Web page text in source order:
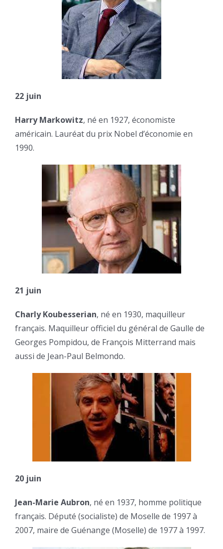
22 juin
Harry Markowitz, né en 1927, économiste
américain. Lauréat du prix Nobel d’économie en
1990.
21 juin
Charly Koubesserian, né en 1930, maquilleur
français. Maquilleur officiel du général de Gaulle de
Georges Pompidou, de François Mitterrand mais
aussi de Jean-Paul Belmondo.
20 juin
Jean-Marie Aubron, né en 1937, homme politique
français. Député (socialiste) de Moselle de 1997 à
2007, maire de Guénange (Moselle) de 1977 à 1997.